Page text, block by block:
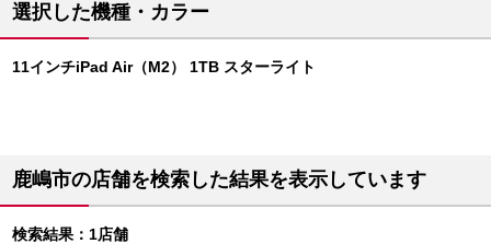
選択した機種・カラー
11インチiPad Air（M2） 1TB スターライト
鹿嶋市の店舗を検索した結果を表示しています
検索結果：1店舗